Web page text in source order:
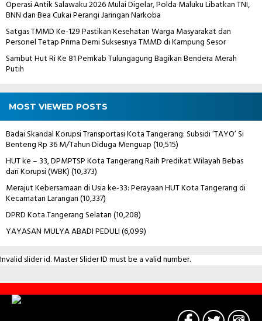
Operasi Antik Salawaku 2026 Mulai Digelar, Polda Maluku Libatkan TNI,
BNN dan Bea Cukai Perangi Jaringan Narkoba
Satgas TMMD Ke-129 Pastikan Kesehatan Warga Masyarakat dan
Personel Tetap Prima Demi Suksesnya TMMD di Kampung Sesor
Sambut Hut Ri Ke 81 Pemkab Tulungagung Bagikan Bendera Merah
Putih
MOST VIEWED POSTS
Badai Skandal Korupsi Transportasi Kota Tangerang: Subsidi ‘TAYO’ Si
Benteng Rp 36 M/Tahun Diduga Menguap(10,515)
HUT ke – 33, DPMPTSP Kota Tangerang Raih Predikat Wilayah Bebas
dari Korupsi (WBK)(10,373)
Merajut Kebersamaan di Usia ke-33: Perayaan HUT Kota Tangerang di
Kecamatan Larangan(10,337)
DPRD Kota Tangerang Selatan(10,208)
YAYASAN MULYA ABADI PEDULI(6,099)
Invalid slider id. Master Slider ID must be a valid number.
Contact
Us